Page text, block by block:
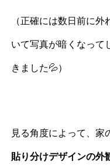
（正確には数日前に
いて写真が暗くなって
きました💦）
見る角度によって、家
貼り分けデザインの外